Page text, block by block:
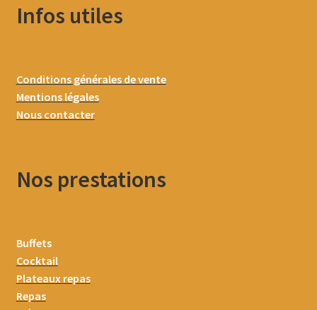
Infos utiles
Conditions générales de vente
Mentions légales
Nous contacter
Nos prestations
Buffets
Cocktail
Plateaux repas
Repas